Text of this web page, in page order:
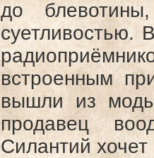
до
суетливостью.
встроенным
вышли из
продавец
Силантий хочет